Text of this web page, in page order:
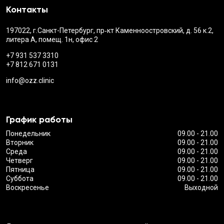
Контакты
197022, г.Санкт-Петербург, пр‑кт Каменноостровский, д. 56 к.2,
литера А, помещ. 1н, офис 2
+7 931 537 3310
+7 812 671 0131
info@ozz.clinic
График работы
Понедельник
09.00 - 21.00
Вторник
09.00 - 21.00
Среда
09.00 - 21.00
Четверг
09.00 - 21.00
Пятница
09.00 - 21.00
Суббота
09.00 - 21.00
Воскресенье
Выходной